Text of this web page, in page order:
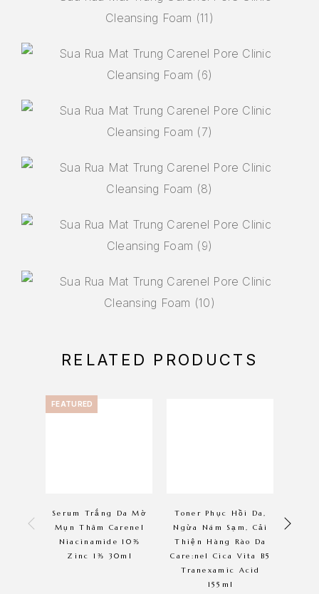
RELATED PRODUCTS
FEATURED
Serum Trắng Da Mờ
Mụn Thâm Carenel
Niacinamide 10%
Zinc 1% 30ml
Toner Phục Hồi Da,
Ngừa Nám Sạm, Cải
Thiện Hàng Rào Da
Care:nel Cica Vita B5
Tranexamic Acid
155ml